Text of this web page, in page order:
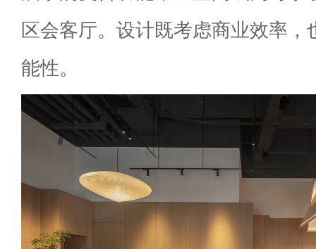
区会客厅。设计既考虑商业效率，
能性。